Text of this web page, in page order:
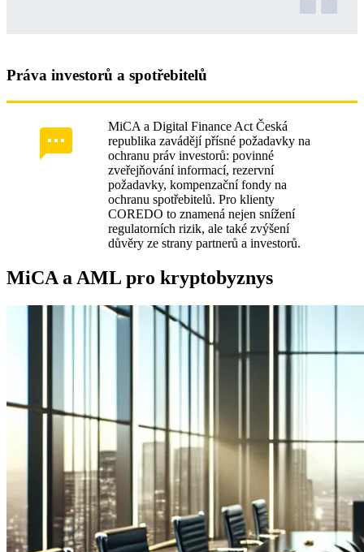
Práva investorů a spotřebitelů
MiCA a Digital Finance Act Česká
republika zavádějí přísné požadavky na
ochranu práv investorů: povinné
zveřejňování informací, rezervní
požadavky, kompenzační fondy na
ochranu spotřebitelů. Pro klienty
COREDO to znamená nejen snížení
regulatorních rizik, ale také zvýšení
důvěry ze strany partnerů a investorů.
MiCA a AML pro kryptobyznys